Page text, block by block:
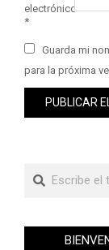
electrónico
*
Guarda mi
para la próxima